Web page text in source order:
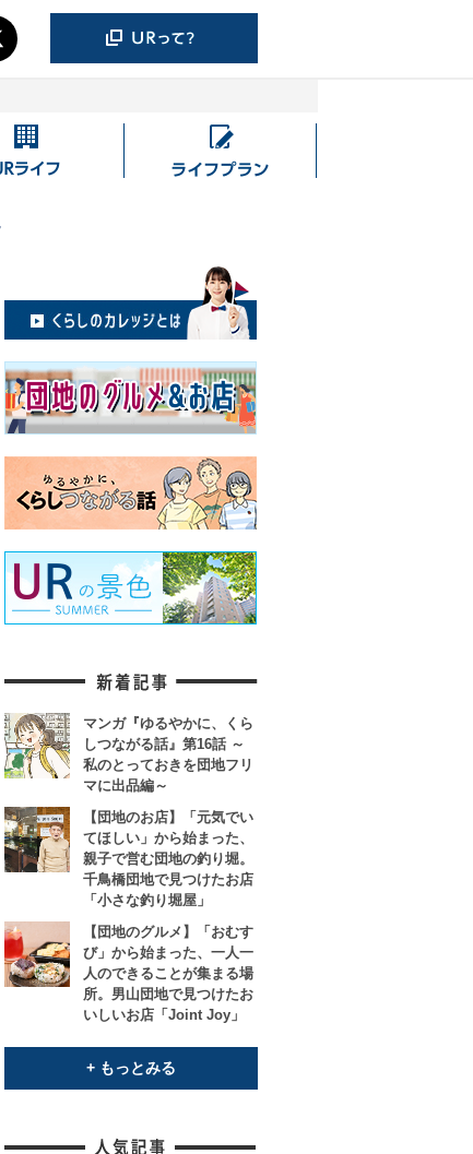
UR
ラ
ラ
ン
マンガ『ゆるやかに、くら
しつながる話』第16話 ～
私のとっておきを団地フリ
マに出品編～
【団地のお店】「元気でい
てほしい」から始まった、
親子で営む団地の釣り堀。
千鳥橋団地で見つけたお店
「小さな釣り堀屋」
【団地のグルメ】「おむす
び」から始まった、一人一
人のできることが集まる場
所。男山団地で見つけたお
いしいお店「Joint Joy」
+ もっとみる